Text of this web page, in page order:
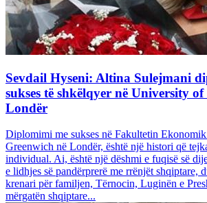
Sevdail Hyseni: Altina Sulejmani
sukses të shkëlqyer në University
Londër
Diplomimi me sukses në Fakultetin
Greenwich në Londër, është një histori që
individual. Ai, është një dëshmi e fuqisë së
e lidhjes së pandërprerë me rrënjët shqiptare,
krenari për familjen, Tërnocin, Luginën e
mërgatën shqiptare...